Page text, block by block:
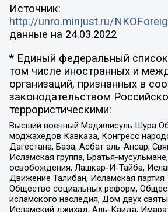
Источник:
http://unro.minjust.ru/
данные на 24.03.2022
* Единый федеральный список
том числе иностранных и
организаций, признанных в
законодательством
террористическими:
Высший военный Маджлисуль Шура
моджахедов Кавказа, Конгресс
Дагестана, База, Асбат аль-Ансар,
Исламская группа, Братья-
освобождения, Лашкар-И-Тайба,
Движение Талибан, Исламская партия
Общество социальных реформ,
исламского наследия, Дом двух